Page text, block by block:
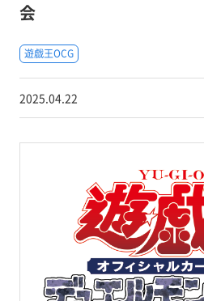
会
遊戯王OCG
2025.04.22